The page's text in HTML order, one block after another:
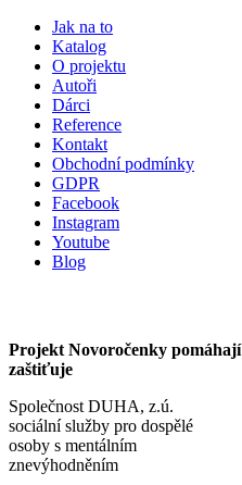
Jak na to
Katalog
O projektu
Autoři
Dárci
Reference
Kontakt
Obchodní podmínky
GDPR
Facebook
Instagram
Youtube
Blog
Projekt Novoročenky pomáhají
zaštiťuje
Společnost DUHA, z.ú.
sociální služby pro dospělé
osoby s mentálním
znevýhodněním